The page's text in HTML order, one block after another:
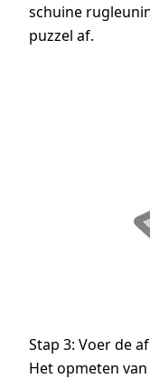
schuine
puzzel af.
Stap 3: Voer de
Het opmeten